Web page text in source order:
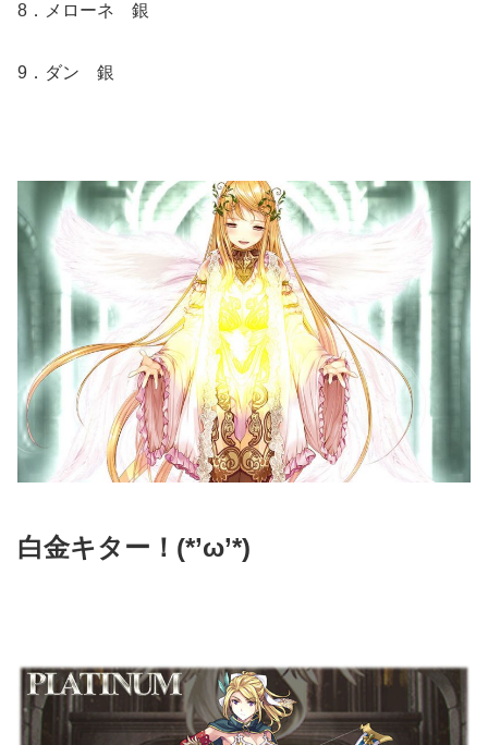
8．メローネ 銀
9．ダン 銀
白金キター！(*’ω’*)